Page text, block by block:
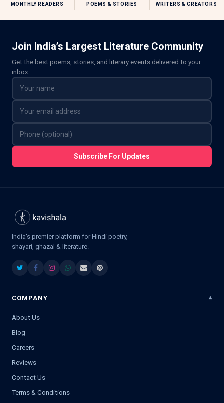
MONTHLY READERS POEMS & STORIES WRITERS & CREATORS
Join India’s Largest Literature Community
Get the best poems, stories, and literary events delivered to your
inbox.
Subscribe For Updates
India's premier platform for Hindi poetry,
shayari, ghazal & literature.
COMPANY
About Us
Blog
Careers
Reviews
Contact Us
Terms & Conditions